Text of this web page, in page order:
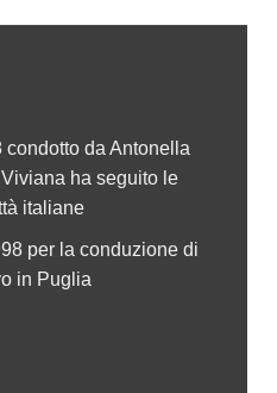
condotto da Antonella
ha seguito le
italiane
per la conduzione di
in Puglia